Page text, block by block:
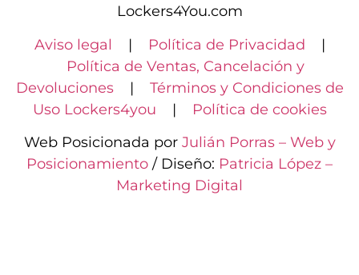
Lockers4You.com
Aviso legal | Política de Privacidad |
Política de Ventas, Cancelación y
Devoluciones| Términos y Condiciones de
Uso Lockers4you |
Política de cookies
Web Posicionada por Julián Porras – Web y
Posicionamiento / Diseño: Patricia López –
Marketing Digital